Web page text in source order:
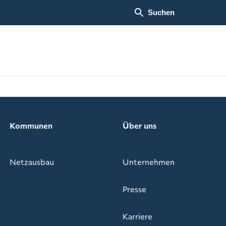
Suchen
Kommunen
Netzausbau
Über uns
Unternehmen
Presse
Karriere